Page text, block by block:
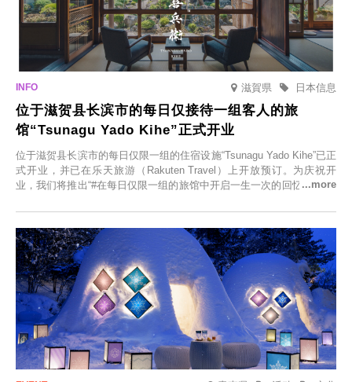
滋賀県 日本信息
位于滋贺县长滨市的每日仅接待一组客人的旅
馆“Tsunagu Yado Kihe”正式开业
位于滋贺县长滨市的每日仅限一组的住宿设施“Tsunagu Yado Kihe”已正
式开业，并已在乐天旅游（Rakuten Travel）上开放预订。为庆祝开
业，我们将推出“#在每日仅限一组的旅馆中开启一生一次的回忆之旅”活
在此与重要之人共度一段难忘的特别时光。